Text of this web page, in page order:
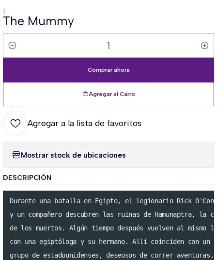
|
The Mummy
Cantidad
Agregar al Carro
Comprar ahora
Agregar a la lista de favoritos
Mostrar stock de ubicaciones
DESCRIPCIÓN
Durante una batalla en Egipto, el legionario Rick
y un compañero descubren las ruinas de Hamunaptra, la
de los muertos. Algún tiempo después vuelven al mismo
con una egiptóloga y su hermano. Allí coinciden con un
grupo de estadounidenses, deseosos de correr aventuras,